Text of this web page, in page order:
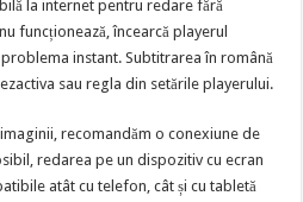
la internet pentru redare fără
funcționează, încearcă playerul
instant. Subtitrarea în română
sau regla din setările playerului.
recomandăm o conexiune de
redarea pe un dispozitiv cu ecran
atât cu telefon, cât și cu tabletă